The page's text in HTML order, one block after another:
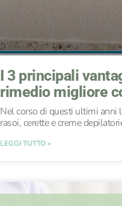
I 3 principali
rimedio migliore
Nel corso di questi ultimi anni
rasoi, cerette e creme
LEGGI TUTTO »